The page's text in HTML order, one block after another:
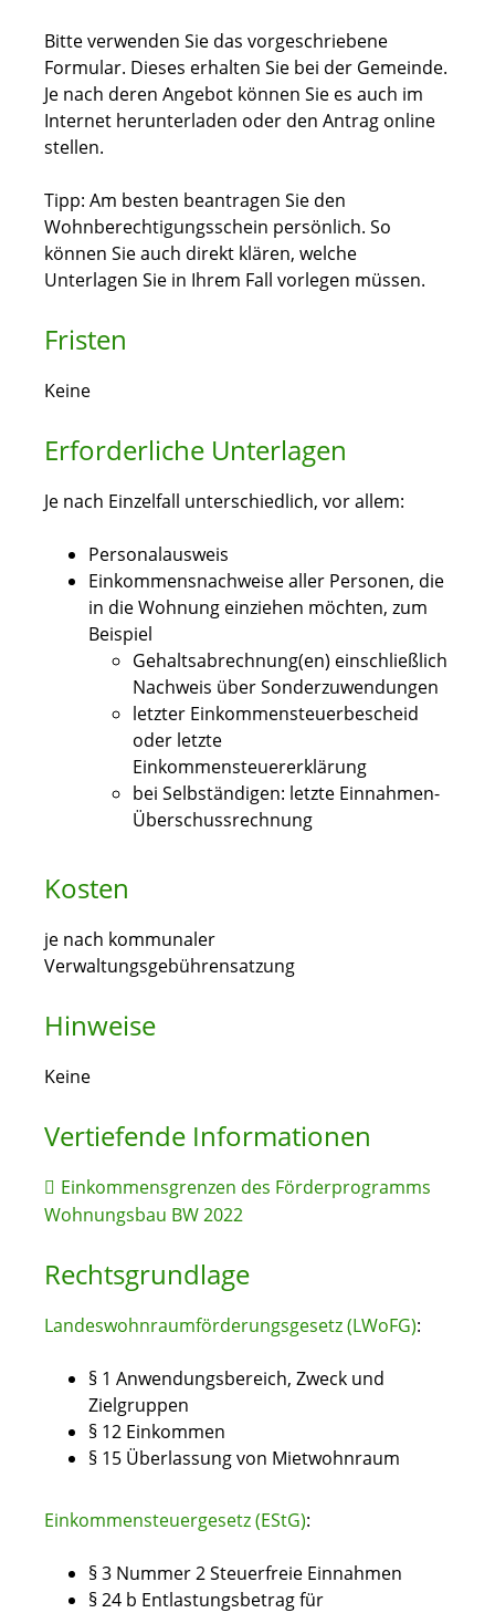
Bitteverwenden Sie das vorgeschriebene
Formular. Dieses erhalten Sie bei der Gemeinde.
Je nach deren Angebot können Sie es auch im
Internet herunterladen oder den Antrag online
stellen.
Tipp: Am besten beantragen Sie den
Wohnberechtigungsschein persönlich. So
können Sie auch direkt klären, welche
Unterlagen Sie in Ihrem Fall vorlegen müssen.
Fristen
Keine
Erforderliche Unterlagen
Je nach Einzelfall unterschiedlich, vor allem:
Personalausweis
Einkommensnachweise aller Personen, die
in die Wohnung einziehen möchten, zum
Beispiel
Gehaltsabrechnung(en) einschließlich
Nachweis über Sonderzuwendungen
letzter Einkommensteuerbescheid
oder letzte
Einkommensteuererklärung
bei Selbständigen: letzte Einnahmen-
Überschussrechnung
Kosten
je nach kommunaler
Verwaltungsgebührensatzung
Hinweise
Keine
Vertiefende Informationen
Einkommensgrenzen des Förderprogramms
Wohnungsbau BW 2022
Rechtsgrundlage
Landeswohnraumförderungsgesetz (LWoFG):
§ 1 Anwendungsbereich, Zweck und
Zielgruppen
§ 12 Einkommen
§ 15 Überlassung von Mietwohnraum
Einkommensteuergesetz (EStG):
§ 3 Nummer 2 Steuerfreie Einnahmen
§ 24 b Entlastungsbetrag für